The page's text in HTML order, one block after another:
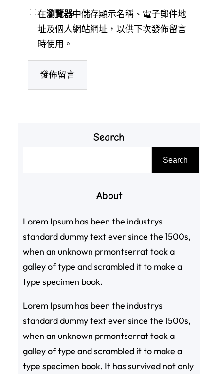
在瀏覽器中儲存顯示名稱、電子郵件地
址及個人網站網址，以供下次發佈留言
時使用。
Search
Search
About
Lorem Ipsum has been the industrys
standard dummy text ever since the 1500s,
when an unknown prmontserrat took a
galley of type and scrambled it to make a
type specimen book.
Lorem Ipsum has been the industrys
standard dummy text ever since the 1500s,
when an unknown prmontserrat took a
galley of type and scrambled it to make a
type specimen book. It has survived not only